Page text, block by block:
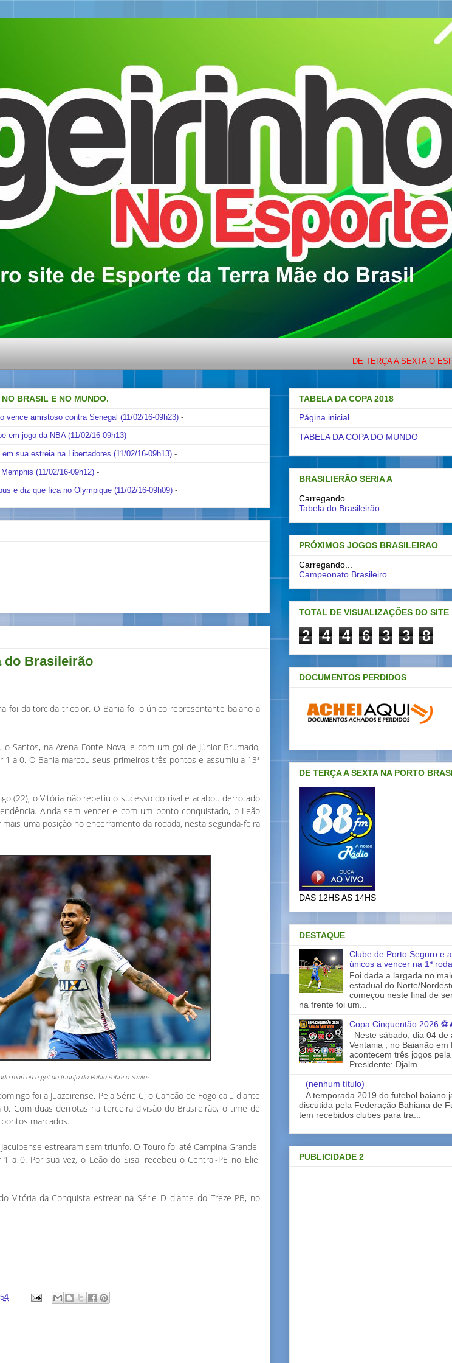
DE TERÇA A SEXTA O ESPORTE
BRASIL E NO MUNDO.
amistoso contra Senegal (11/02/16-09h23) -
em jogo da NBA (11/02/16-09h13) -
sua estreia na Libertadores (11/02/16-09h13) -
(11/02/16-09h12) -
e diz que fica no Olympique (11/02/16-09h09) -
do Brasileirão
foi da torcida tricolor. O Bahia foi o único representante baiano a
Santos, na Arena Fonte Nova, e com um gol de Júnior Brumado,
a 0. O Bahia marcou seus primeiros três pontos e assumiu a 13ª
(22), o Vitória não repetiu o sucesso do rival e acabou derrotado
Ainda sem vencer e com um ponto conquistado, o Leão
uma posição no encerramento da rodada, nesta segunda-feira
marcou o gol do triunfo do Bahia sobre o Santos
foi a Juazeirense. Pela Série C, o Cancão de Fogo caiu diante
Com duas derrotas na terceira divisão do Brasileirão, o time de
marcados.
estrearam sem triunfo. O Touro foi até Campina Grande-
a 0. Por sua vez, o Leão do Sisal recebeu o Central-PE no Eliel
Vitória da Conquista estrear na Série D diante do Treze-PB, no
TABELA DA COPA 2018
Página inicial
TABELA DA COPA DO MUNDO
BRASILIERÃO SERIA A
Carregando...
Tabela do Brasileirão
PRÓXIMOS JOGOS BRASILEIRAO
Carregando...
Campeonato Brasileiro
TOTAL DE VISUALIZAÇÕES DO SITE
2 4 4 6 3 3 8
DOCUMENTOS PERDIDOS
DE TERÇA A SEXTA NA PORTO
DAS 12HS AS 14HS
DESTAQUE
Clube de Porto Seguro e
únicos a vencer na 1ª
Foi dada a largada no
estadual do Norte/
começou neste final de
na frente foi um...
Copa Cinquentão 2026
Neste sábado, dia 04 de
Ventania , no Baianão em
acontecem três jogos
Presidente: Djalm...
(nenhum título)
A temporada 2019 do futebol baiano
discutida pela Federação Bahiana de
tem recebidos clubes para tra...
PUBLICIDADE 2